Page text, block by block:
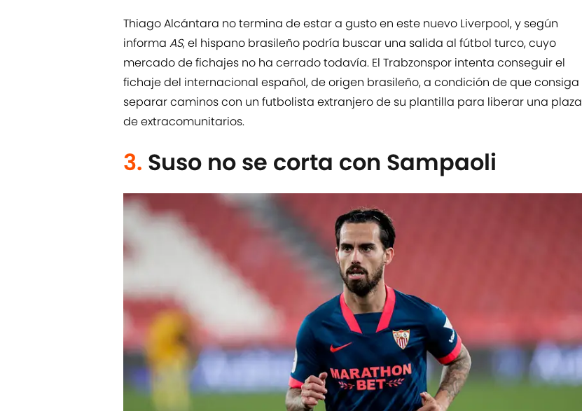
Thiago Alcántara no termina de estar a gusto en este nuevo Liverpool, y según
informa AS, el hispano brasileño podría buscar una salida al fútbol turco, cuyo
mercado de fichajes no ha cerrado todavía. El Trabzonspor intenta conseguir el
fichaje del internacional español, de origen brasileño, a condición de que consiga
separar caminos con un futbolista extranjero de su plantilla para liberar una plaza
de extracomunitarios.
3. Suso no se corta con Sampaoli